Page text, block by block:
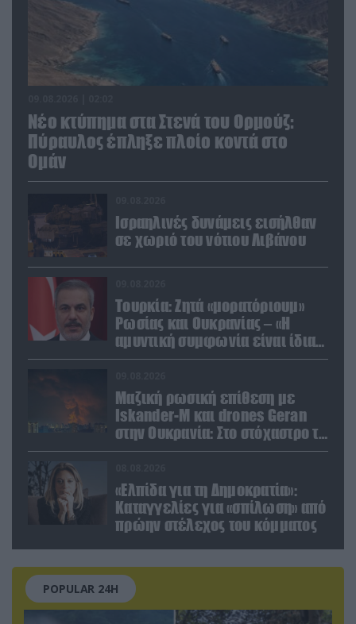
Νέο κτύπημα στα Στενά του Ορμούζ:
Πύραυλος έπληξε πλοίο κοντά στο
Ομάν
Ισραηλινές δυνάμεις εισήλθαν
σε χωριό του νότιου Λιβάνου
Τουρκία: Ζητά «μορατόριουμ»
Ρωσίας και Ουκρανίας – «Η
αμυντική συμφωνία είναι ίδια
με το άρθρο 5 του ΝΑΤΟ» (upd)
Μαζική ρωσική επίθεση με
Iskander-M και drones Geran
στην Ουκρανία: Στο στόχαστρο το
εργοστάσιο των Flamingo
«Ελπίδα για τη Δημοκρατία»:
Καταγγελίες για «σπίλωση» από
πρώην στέλεχος του κόμματος
POPULAR 24H